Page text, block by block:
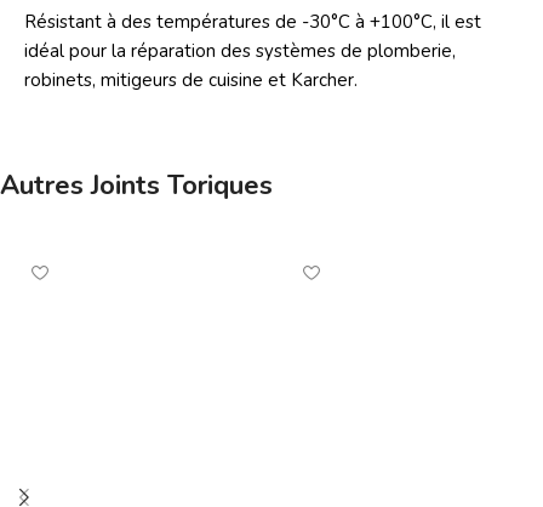
Résistant à des températures de -30°C à +100°C, il est
idéal pour la réparation des systèmes de plomberie,
robinets, mitigeurs de cuisine et Karcher.
Autres Joints Toriques